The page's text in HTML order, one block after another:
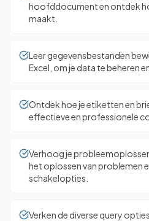
hoofddocument en ontdek
maakt.
Leer gegevensbestanden
Excel, om je data te beheren
Ontdek hoe je etiketten en
effectieve en professionele
Verhoog je
het oplossen van problemen
schakelopties.
Verken de diverse query